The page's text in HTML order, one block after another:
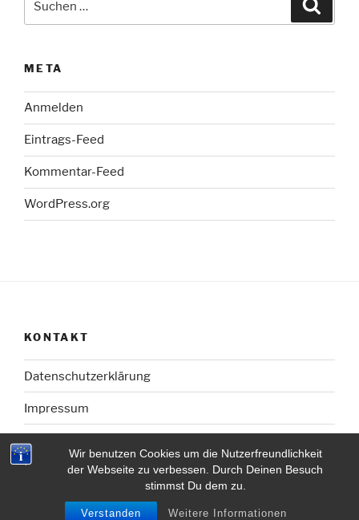
Wir benutzen Cookies um die Nutzerfreundlichkeit
der Webseite zu verbessen. Durch Deinen Besuch
stimmst Du dem zu.
Verstanden Weitere Informationen
nach:
META
Anmelden
Eintrags-Feed
Kommentar-Feed
WordPress.org
KONTAKT
Datenschutzerklärung
Impressum
Mit Stolz präsentiert von WordPress